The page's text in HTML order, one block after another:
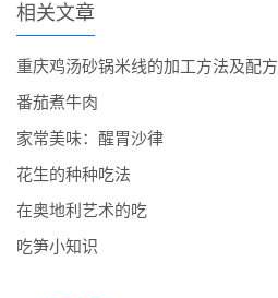
相关文章
重庆鸡汤砂锅米线的加工方法及配方
番茄煮牛肉
家常美味：醒胃沙律
花生的种种吃法
在奥地利艺术的吃
吃笋小知识